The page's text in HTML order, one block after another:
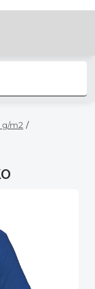
g/m2 /